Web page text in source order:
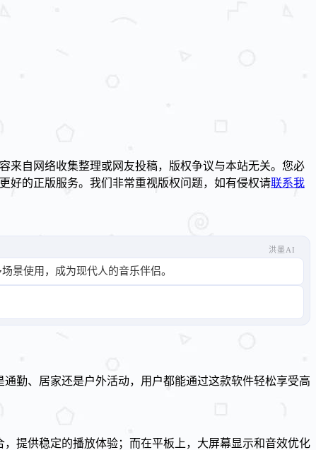
来自网络收集整理或网友投稿，版权争议与本站无关。您必
好的正版服务。我们非常重视版权问题，如有侵权请联系我
洪墨AI
景使用，成为现代人的音乐伴侣。
勤、居家还是户外活动，用户都能通过这款软件轻松享受高
提供稳定的播放体验；而在平板上，大屏幕显示和音效优化